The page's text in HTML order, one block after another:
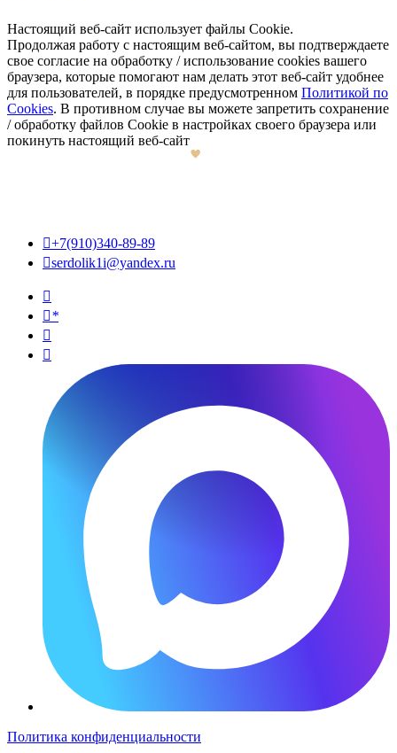
Настоящий веб-сайт использует файлы Cookie.
Продолжая работу с настоящим веб-сайтом, вы подтверждаете
свое согласие на обработку / использование cookies вашего
браузера, которые помогают нам делать этот веб-сайт удобнее
для пользователей, в порядке предусмотренном Политикой по
Cookies. В противном случае вы можете запретить сохранение
/ обработку файлов Cookie в настройках своего браузера или
покинуть настоящий веб-сайт
+7(910)340-89-89
serdolik1i@yandex.ru

*


Политика конфиденциальности